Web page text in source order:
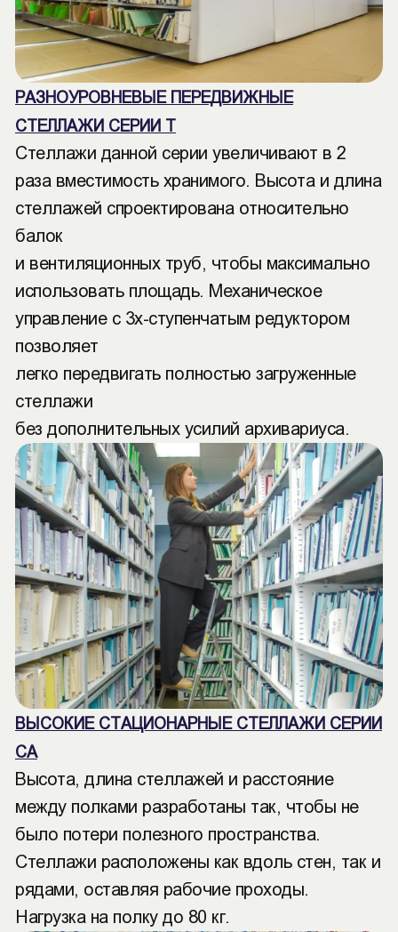
РАЗНОУРОВНЕВЫЕ ПЕРЕДВИЖНЫЕ
СТЕЛЛАЖИ СЕРИИ Т
Стеллажи данной серии увеличивают в 2
раза вместимость хранимого. Высота и длина
стеллажей спроектирована относительно
балок
и вентиляционных труб, чтобы максимально
использовать площадь. Механическое
управление с 3х-ступенчатым редуктором
позволяет
легко передвигать полностью загруженные
стеллажи
без дополнительных усилий архивариуса.
ВЫСОКИЕ СТАЦИОНАРНЫЕ СТЕЛЛАЖИ СЕРИИ
СА
Высота, длина стеллажей и расстояние
между полками разработаны так, чтобы не
было потери полезного пространства.
Стеллажи расположены как вдоль стен, так и
рядами, оставляя рабочие проходы.
Нагрузка на полку до 80 кг.